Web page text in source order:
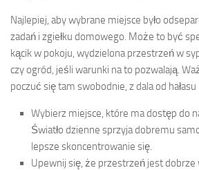
Najlepiej, aby wybrane miejsce było
zadań i zgiełku domowego. Może to być
kącik w pokoju, wydzielona przestrzeń w
czy ogród, jeśli warunki na to pozwalają.
poczuć się tam swobodnie, z dala od
Wybierz miejsce, które ma dostęp do
Światło dzienne sprzyja dobremu
lepsze skoncentrowanie się.
Upewnij się, że przestrzeń jest dobrze